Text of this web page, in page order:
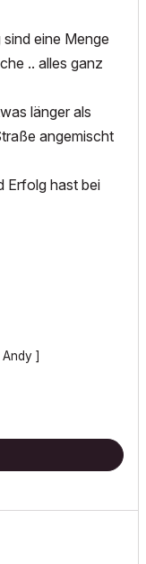
eine Menge
.. alles ganz
länger als
angemischt
Erfolg hast bei
]